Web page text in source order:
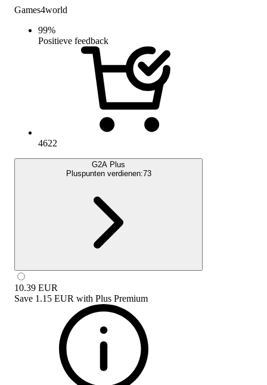
Games4world
99%
Positieve feedback
4622
G2A Plus
Pluspunten verdienen:73
10.39 EUR
Save 1.15 EUR with Plus Premium